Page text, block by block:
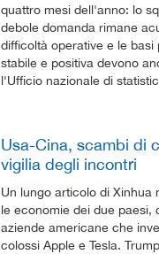
quattro mesi dell'anno: lo
debole domanda rimane
difficoltà operative e le
stabile e positiva devono
l'Ufficio nazionale di
Usa-Cina, scambi di
vigilia degli incontri
Un lungo articolo di Xinhua
le economie dei due paesi,
aziende americane che
colossi Apple e Tesla.